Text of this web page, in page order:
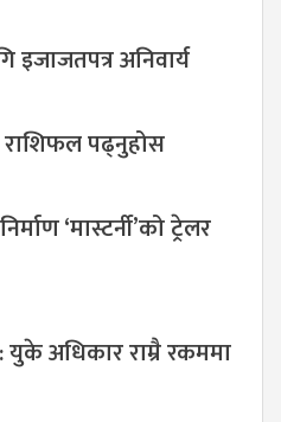
इजाजतपत्र अनिवार्य
राशिफल पढ्नुहोस
‘मास्टर्नी’को ट्रेलर
युके अधिकार राम्रै रकममा